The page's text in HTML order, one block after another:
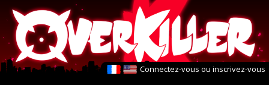
Aller
au
contenu
Aller
au
contenu
Connectez-vous ou inscrivez-vous